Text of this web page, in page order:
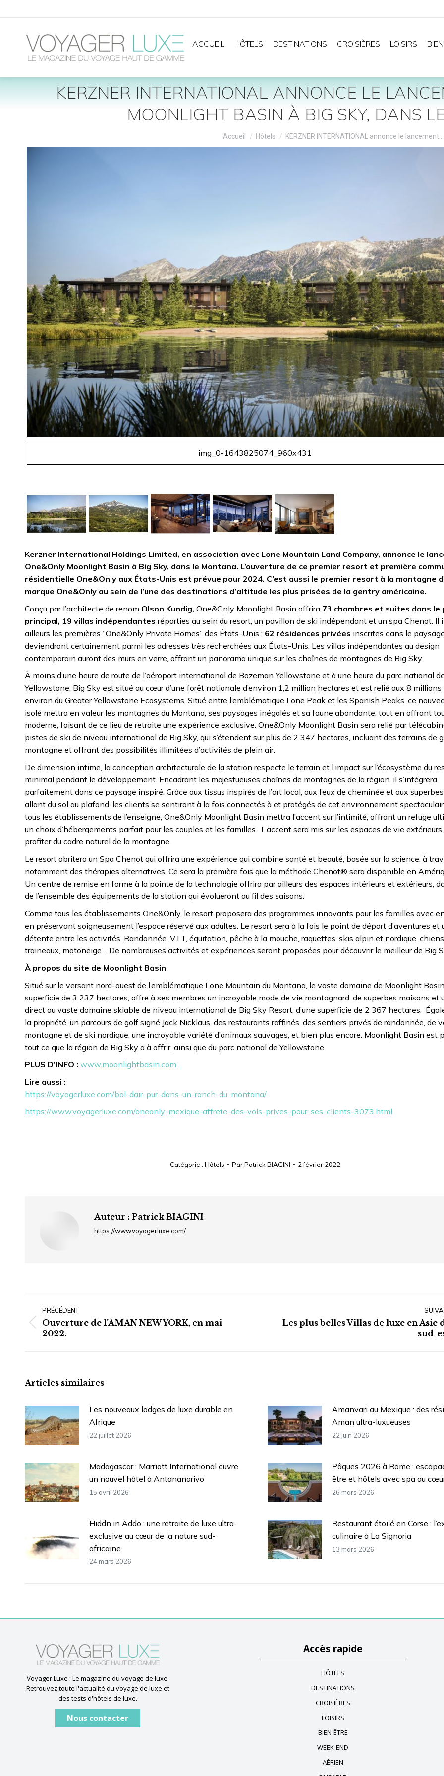
ACCUEIL HÔTELS DESTINATIONS CROISIÈRES LOISIRS
KERZNER INTERNATIONAL ANNONCE LE
MOONLIGHT BASIN À BIG SKY, DANS
Vous êtes ici :
Accueil Hôtels KERZNER INTERNATIONAL annonce le lancement…
img_0-1643825074_960x431
Kerzner International Holdings Limited, en association avec Lone Mountain Land Company, annonce le
One&Only Moonlight Basin à Big Sky, dans le Montana. L’ouverture de ce premier resort et première
résidentielle One&Only aux États-Unis est prévue pour 2024. C’est aussi le premier resort à la montagne
marque One&Only au sein de l’une des destinations d’altitude les plus prisées de la gentry américaine.
Conçu par l’architecte de renom Olson Kundig, One&Only Moonlight Basin offrira 73 chambres et suites dans le
principal, 19 villas indépendantes réparties au sein du resort, un pavillon de ski indépendant et un spa Chenot. Il
ailleurs les premières “One&Only Private Homes” des États-Unis : 62 résidences privées inscrites dans le
deviendront certainement parmi les adresses très recherchées aux États-Unis. Les villas indépendantes au design
contemporain auront des murs en verre, offrant un panorama unique sur les chaînes de montagnes de Big Sky.
À moins d’une heure de route de l’aéroport international de Bozeman Yellowstone et à une heure du parc national de
Yellowstone, Big Sky est situé au cœur d’une forêt nationale d’environ 1,2 million hectares et est relié aux 8 millions
environ du Greater Yellowstone Ecosystems. Situé entre l’emblématique Lone Peak et les Spanish Peaks, ce
isolé mettra en valeur les montagnes du Montana, ses paysages inégalés et sa faune abondante, tout en offrant
moderne, faisant de ce lieu de retraite une expérience exclusive. One&Only Moonlight Basin sera relié par
pistes de ski de niveau international de Big Sky, qui s’étendent sur plus de 2 347 hectares, incluant des terrains de
montagne et offrant des possibilités illimitées d’activités de plein air.
De dimension intime, la conception architecturale de la station respecte le terrain et l’impact sur l’écosystème du
minimal pendant le développement. Encadrant les majestueuses chaînes de montagnes de la région, il s’intégrera
parfaitement dans ce paysage inspiré. Grâce aux tissus inspirés de l’art local, aux feux de cheminée et aux
allant du sol au plafond, les clients se sentiront à la fois connectés à et protégés de cet environnement
tous les établissements de l’enseigne, One&Only Moonlight Basin mettra l’accent sur l’intimité, offrant un refuge
un choix d’hébergements parfait pour les couples et les familles. L’accent sera mis sur les espaces de vie extérieurs
profiter du cadre naturel de la montagne.
Le resort abritera un Spa Chenot qui offrira une expérience qui combine santé et beauté, basée sur la science, à
notamment des thérapies alternatives. Ce sera la première fois que la méthode Chenot® sera disponible en
Un centre de remise en forme à la pointe de la technologie offrira par ailleurs des espaces intérieurs et extérieurs,
de l’ensemble des équipements de la station qui évolueront au fil des saisons.
Comme tous les établissements One&Only, le resort proposera des programmes innovants pour les familles avec
en préservant soigneusement l’espace réservé aux adultes. Le resort sera à la fois le point de départ d’aventures et
détente entre les activités. Randonnée, VTT, équitation, pêche à la mouche, raquettes, skis alpin et nordique,
traineaux, motoneige… De nombreuses activités et expériences seront proposées pour découvrir le meilleur de Big
À propos du site de Moonlight Basin.
Situé sur le versant nord-ouest de l’emblématique Lone Mountain du Montana, le vaste domaine de Moonlight
superficie de 3 237 hectares, offre à ses membres un incroyable mode de vie montagnard, de superbes maisons et
direct au vaste domaine skiable de niveau international de Big Sky Resort, d’une superficie de 2 367 hectares.
la propriété, un parcours de golf signé Jack Nicklaus, des restaurants raffinés, des sentiers privés de randonnée, de
montagne et de ski nordique, une incroyable variété d’animaux sauvages, et bien plus encore. Moonlight Basin est
tout ce que la région de Big Sky a à offrir, ainsi que du parc national de Yellowstone.
PLUS D’INFO : www.moonlightbasin.com
Lire aussi :
https://voyagerluxe.com/bol-dair-pur-dans-un-ranch-du-montana/
https://www.voyagerluxe.com/oneonly-mexique-affrete-des-vols-prives-pour-ses-clients-3073.html
Catégorie : Hôtels ParPatrick BIAGINI 2 février 2022
Auteur : Patrick BIAGINI
https://www.voyagerluxe.com/
articlePRÉCÉDENT
Article
précédent
Ouverture de l’AMAN NEW YORK, en mai
2022.
ArticleLes plus belles Villas de luxe en Asie
sud-
Articles similaires
Les nouveaux lodges de luxe durable en
Afrique
22 juillet 2026
Amanvari au Mexique : des
Aman ultra-luxueuses
22 juin 2026
Madagascar : Marriott International ouvre
un nouvel hôtel à Antananarivo
15 avril 2026
Pâques 2026 à Rome :
être et hôtels avec spa au
26 mars 2026
Hiddn in Addo : une retraite de luxe ultra-
exclusive au cœur de la nature sud-
africaine
24 mars 2026
Restaurant étoilé en Corse :
culinaire à La Signoria
13 mars 2026
Voyager Luxe : Le magazine du voyage de luxe.
Retrouvez toute l'actualité du voyage de luxe et
des tests d'hôtels de luxe.
Nous contacter
Accès rapide
HÔTELS
DESTINATIONS
CROISIÈRES
LOISIRS
BIEN-ÊTRE
WEEK-END
AÉRIEN